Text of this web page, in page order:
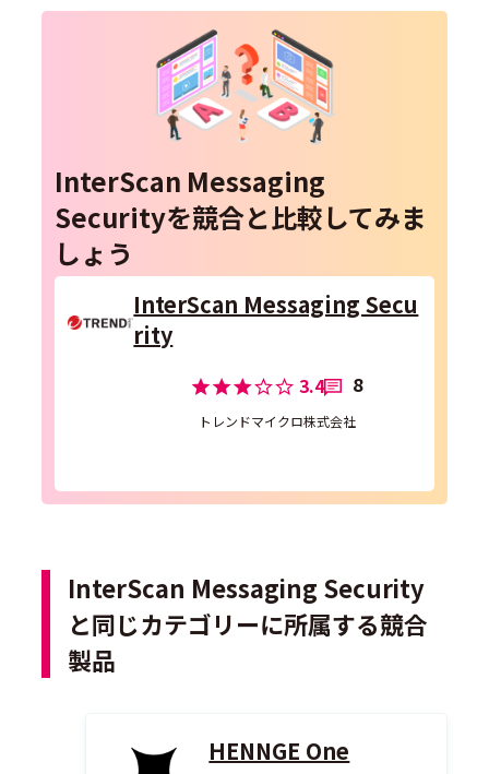
InterScan Messaging
Securityを競合と比較してみま
しょう
InterScan Messaging Secu
rity
3.4 8
トレンドマイクロ株式会社
InterScan Messaging Security
と同じカテゴリーに所属する競合
製品
HENNGE One